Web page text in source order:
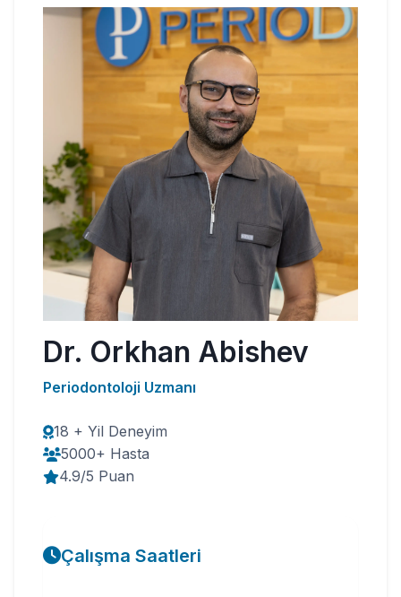
Dr. Orkhan Abishev
Periodontoloji Uzmanı
18 + Yil Deneyim
5000+ Hasta
4.9/5 Puan
Çalışma Saatleri